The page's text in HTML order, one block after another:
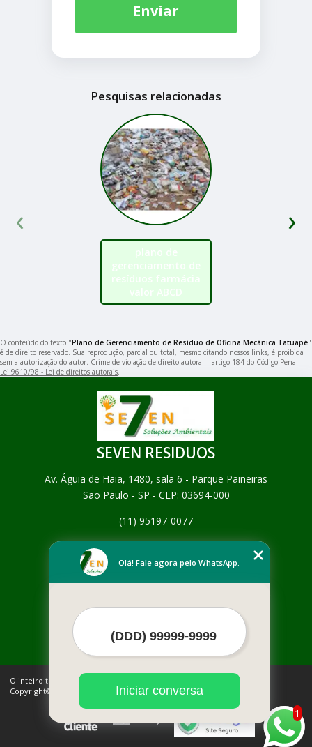
Enviar
Pesquisas relacionadas
plano de
gerenciamento de
resíduos farmácia
valor ABCD
‹ ›
O conteúdo do texto "Plano de Gerenciamento de Resíduo de Oficina Mecânica Tatuapé"
é de direito reservado. Sua reprodução, parcial ou total, mesmo citando nossos links, é proibida
sem a autorização do autor. Crime de violação de direito autoral – artigo 184 do Código Penal –
Lei 9610/98 - Lei de direitos autorais.
SEVEN RESIDUOS
Av. Águia de Haia, 1480, sala 6 - Parque Paineiras
São Paulo - SP - CEP: 03694-000
(11) 95197-0077
Empresa
Contato
Mais Serviços
O inteiro teor deste site está sujeito à proteção de direitos autorais.
Copyright© SEVEN RESIDUOS (Lei 9610 de 19/02/1998)
1
Olá! Fale agora pelo WhatsApp.
Iniciar conversa